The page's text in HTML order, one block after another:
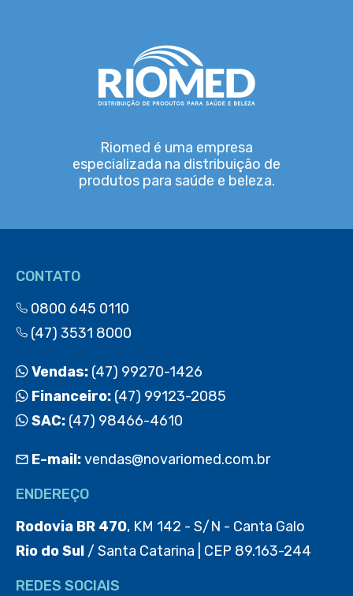
Riomed é uma empresa
especializada na distribuição de
produtos para saúde e beleza.
CONTATO
0800 645 0110
(47) 3531 8000
Vendas: (47) 99270-1426
Financeiro: (47) 99123-2085
SAC: (47) 98466-4610
E-mail:vendas@novariomed.com.br
ENDEREÇO
Rodovia BR 470, KM 142 - S/N - Canta Galo
Rio do Sul / Santa Catarina | CEP 89.163-244
REDES SOCIAIS